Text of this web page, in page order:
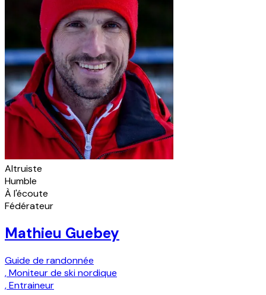
Altruiste
Humble
À l'écoute
Fédérateur
Mathieu Guebey
Guide de randonnée
,Moniteur de ski nordique
,Entraineur